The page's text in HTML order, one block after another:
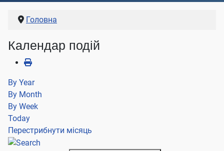
Головна
Календар подій
By Year
By Month
By Week
Today
Перестрибнути місяць